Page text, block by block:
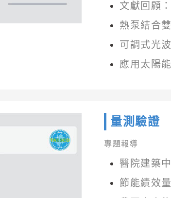
文獻回顧
熱泵結合
可調式光
應用太陽
量測驗證
專題報導
醫院建築
節能績效